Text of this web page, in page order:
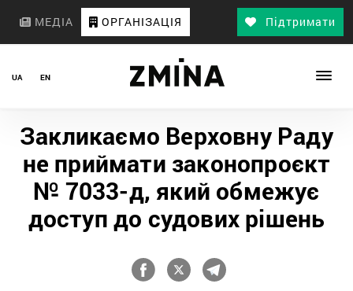
МЕДІА ОРГАНІЗАЦІЯ Підтримати
UA EN
Закликаємо Верховну Раду
не приймати законопроєкт
№ 7033-д, який обмежує
доступ до судових рішень